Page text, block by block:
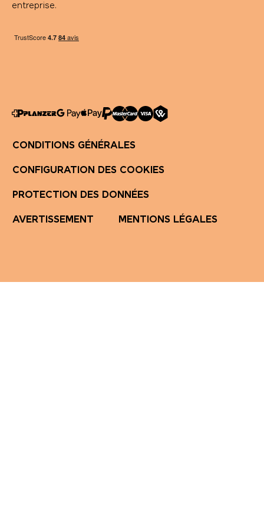
entreprise.
CONDITIONS GÉNÉRALES
CONFIGURATION DES COOKIES
PROTECTION DES DONNÉES
AVERTISSEMENT MENTIONS LÉGALES